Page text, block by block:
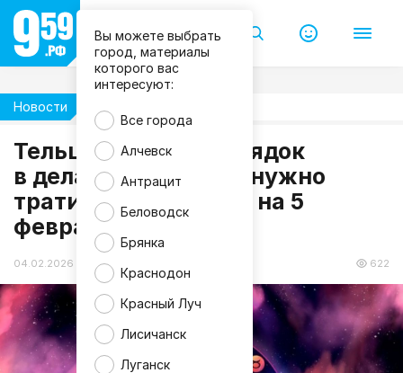
Вы можете выбрать
город, материалы
которого вас
интересуют:
Все города
Алчевск
Антрацит
Беловодск
Брянка
Краснодон
Красный Луч
Лисичанск
Луганск
Новости
Тельцы наведут порядок
в делах, а Рыбам не нужно
тратиться: гороскоп на 5
февраля
04.02.2026 20:54 622
F
r
e
e
p
k